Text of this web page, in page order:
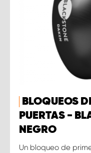
BLOQUEOS
PUERTAS -
NEGRO
Un bloqueo de